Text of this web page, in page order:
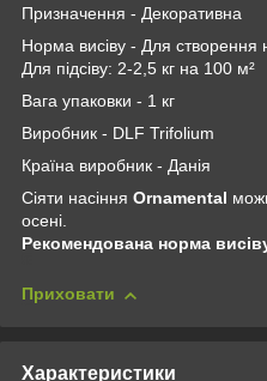
Призначення - Декоративна
Норма висіву - Для створення
Для підсіву: 2-2,5 кг на 100 м²
Вага упаковки - 1 кг
Виробник - DLF Trifolium
Країна виробник - Данія
Сіяти насіння Ornamental
осені.
Рекомендована норма
Приховати
Характеристики